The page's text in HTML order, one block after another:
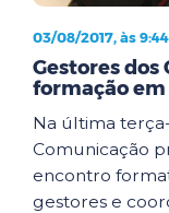
03/08/2017, às 9:44
Gestores dos
formação em
Na última
Comunicação
encontro
gestores e